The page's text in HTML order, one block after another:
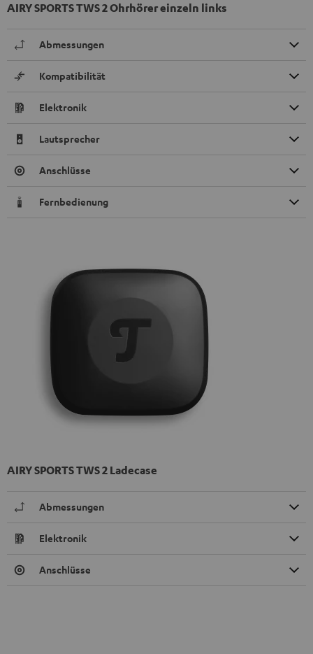
AIRY SPORTS TWS 2 Ohrhörer einzeln links
Abmessungen
Kompatibilität
Elektronik
Lautsprecher
Anschlüsse
Fernbedienung
AIRY SPORTS TWS 2 Ladecase
Abmessungen
Elektronik
Anschlüsse